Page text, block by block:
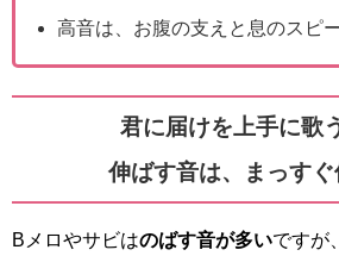
高音は、お腹の支えと息のスピー
君に届けを上手に歌
伸ばす音は、まっすぐ
Bメロやサビはのばす音が多いですが